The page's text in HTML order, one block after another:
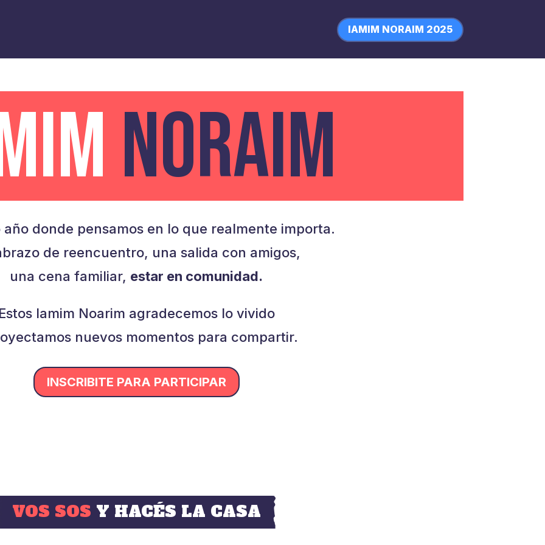
IAMIM NORAIM 2025
NORAIM
donde pensamos en lo que realmente importa.
de reencuentro, una salida con amigos,
una cena familiar, estar en comunidad.
Iamim Noarim agradecemos lo vivido
nuevos momentos para compartir.
INSCRIBITE PARA PARTICIPAR
VOS SOS Y HACÉS LA CASA